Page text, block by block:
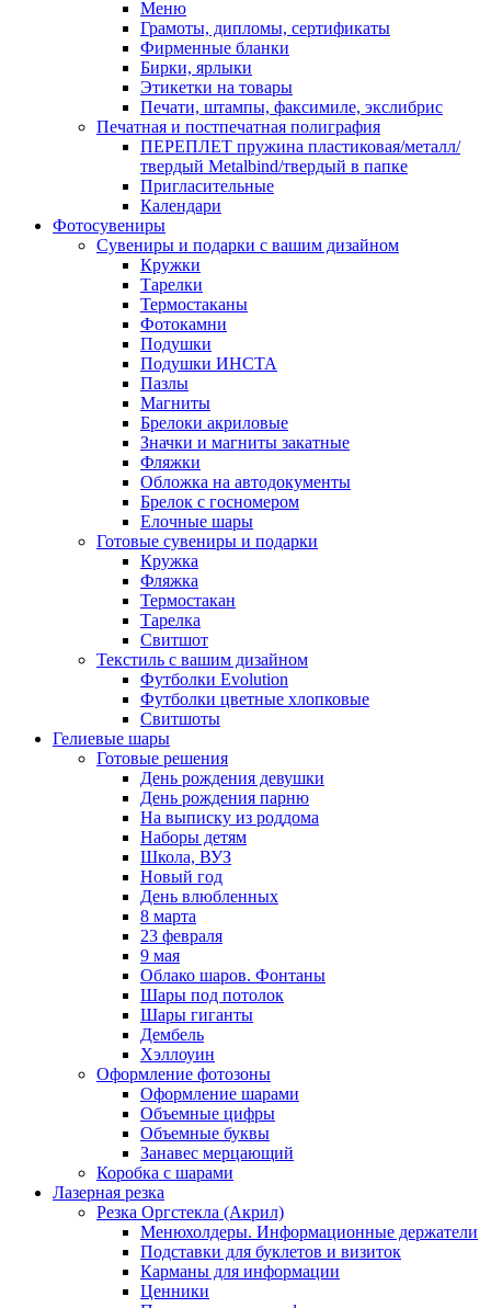
Меню
Грамоты, дипломы, сертификаты
Фирменные бланки
Бирки, ярлыки
Этикетки на товары
Печати, штампы, факсимиле, экслибрис
Печатная и постпечатная полиграфия
ПЕРЕПЛЕТ пружина пластиковая/металл/
твердый Metalbind/твердый в папке
Пригласительные
Календари
Фотосувениры
Сувениры и подарки с вашим дизайном
Кружки
Тарелки
Термостаканы
Фотокамни
Подушки
Подушки ИНСТА
Пазлы
Магниты
Брелоки акриловые
Значки и магниты закатные
Фляжки
Обложка на автодокументы
Брелок с госномером
Елочные шары
Готовые сувениры и подарки
Кружка
Фляжка
Термостакан
Тарелка
Свитшот
Текстиль с вашим дизайном
Футболки Evolution
Футболки цветные хлопковые
Свитшоты
Гелиевые шары
Готовые решения
День рождения девушки
День рождения парню
На выписку из роддома
Наборы детям
Школа, ВУЗ
Новый год
День влюбленных
8 марта
23 февраля
9 мая
Облако шаров. Фонтаны
Шары под потолок
Шары гиганты
Дембель
Хэллоуин
Оформление фотозоны
Оформление шарами
Объемные цифры
Объемные буквы
Занавес мерцающий
Коробка с шарами
Лазерная резка
Резка Оргстекла (Акрил)
Менюхолдеры. Информационные держатели
Подставки для буклетов и визиток
Карманы для информации
Ценники